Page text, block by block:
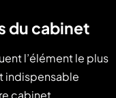
du cabinet
l’élément le plus
indispensable
cabinet